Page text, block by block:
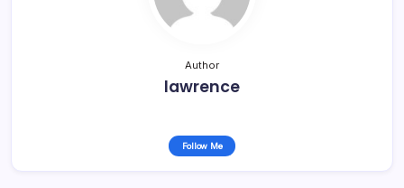
Author
lawrence
Follow Me